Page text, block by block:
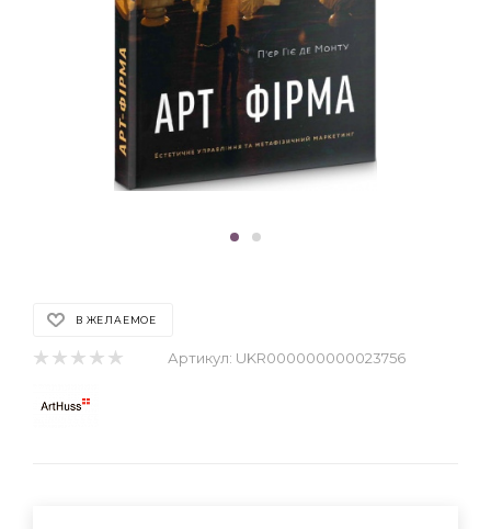
В ЖЕЛАЕМОЕ
Артикул: UKR000000000023756